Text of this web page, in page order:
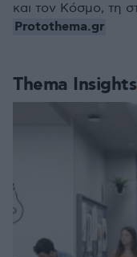
Thema Insights
και τον Κόσμο, τη
Protothema.gr